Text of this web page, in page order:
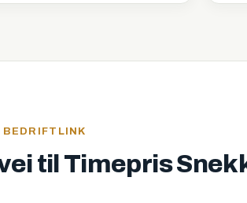
BEDRIFTLINK
til Timepris